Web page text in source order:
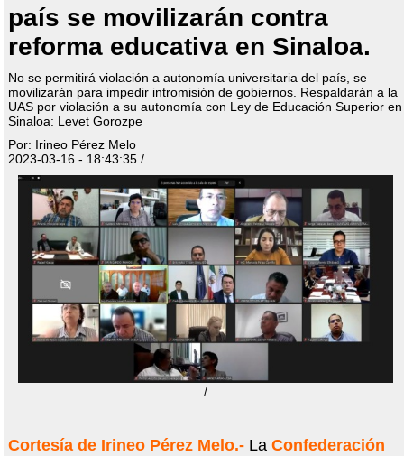
país se movilizarán contra
reforma educativa en Sinaloa.
No se permitirá violación a autonomía universitaria del país, se
movilizarán para impedir intromisión de gobiernos. Respaldarán a la
UAS por violación a su autonomía con Ley de Educación Superior en
Sinaloa: Levet Gorozpe
Por: Irineo Pérez Melo
2023-03-16 - 18:43:35 /
/
Cortesía de Irineo Pérez Melo.-La Confederación